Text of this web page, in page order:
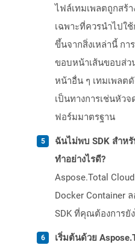
ไฟล์เทมเพลตถูกสร้
เฉพาะที่ควรนำไปใ
ขึ้นจากสิ่งเหล่านี้ กา
ขอบหน้าเส้นขอบส่ว
หน้าอื่น ๆ เทมเพลตดั
เป็นทางการเช่นหัว
ฟอร์มมาตรฐาน
ฉันไม่พบ SDK สำห
ทำอย่างไรดี?
Aspose.Total
Docker Container
SDK ที่คุณต้องการยั
เริ่มต้นด้วย